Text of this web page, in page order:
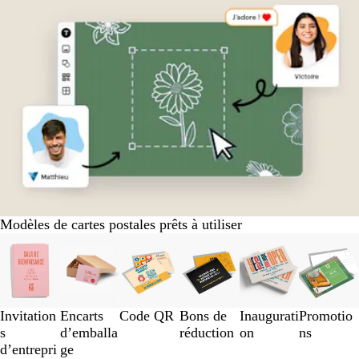
Modèles de cartes postales prêts à utiliser
Invitation
s
d’entrepri
Encarts
d’emballa
ge
Code QR Bons de
réduction
Inaugurati
on
Promotio
ns
Diapositives
sur
6